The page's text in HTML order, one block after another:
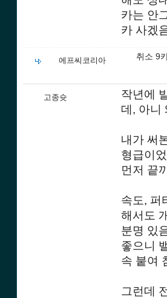
카는 안
카 사겠
에프씨코리아 취소 9
고종슛
작년에
데, 아니
내가 써
형급이
먼저 끝
속도, 퍼
해서도
분명 있
좋으니
속 붙여
그런데